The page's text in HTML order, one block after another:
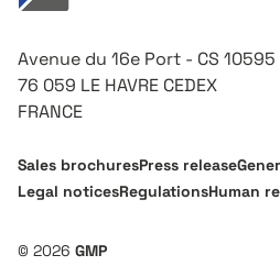
Avenue du 16e Port - CS 10595
76 059 LE HAVRE CEDEX
FRANCE
Sales brochuresPress release
Legal noticesRegulationsHuman
© 2026 GMP